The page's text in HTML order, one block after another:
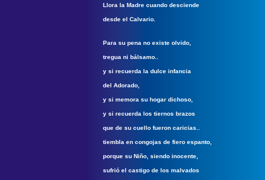
Llora la Madre cuando desciende
desde el Calvario.
Para su pena no existe olvido,
tregua ni bálsamo..
y si recuerda la dulce infancia
del Adorado,
y si memora su hogar dichoso,
y si recuerda los tiernos brazos
que de su cuello fueron caricias..
tiembla en congojas de fiero espanto,
porque su Niño, siendo inocente,
sufrió el castigo de los malvados